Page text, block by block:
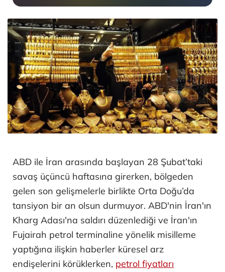
ABD ile İran arasında başlayan 28 Şubat’taki
savaş üçüncü haftasına girerken, bölgeden
gelen son gelişmelerle birlikte Orta Doğu’da
tansiyon bir an olsun durmuyor. ABD'nin İran'ın
Kharg Adası'na saldırı düzenlediği ve İran'ın
Fujairah petrol terminaline yönelik misilleme
yaptığına ilişkin haberler küresel arz
endişelerini körüklerken, petrol fiyatları